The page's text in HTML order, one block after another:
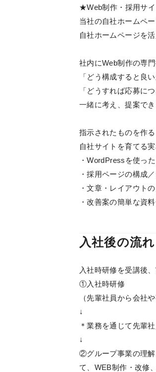
★Web制作・採用サ
当社の自社ホームペ
自社ホームページを
社内にWeb制作の専
「どう構成すると良い
「どうすれば応募に
一緒に考え、提案で
指示されたものを作
自社サイトを育てる
・WordPressを使っ
・採用ページの構成
・文章・レイアウト
・改善案の簡単な資
入社後の流れ
入社時研修を受講後
①入社時研修
（先輩社員から会社
↓
＊業務を通じて先輩
↓
②グループ事業の理解
て、WEB制作・改修